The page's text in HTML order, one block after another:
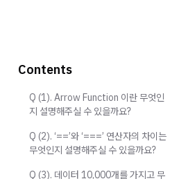
Contents
Q (1). Arrow Function 이란 무엇인
지 설명해주실 수 있을까요?
Q (2). ‘==’와 ‘===’ 연산자의 차이는
무엇인지 설명해주실 수 있을까요?
Q (3). 데이터 10,000개를 가지고 무